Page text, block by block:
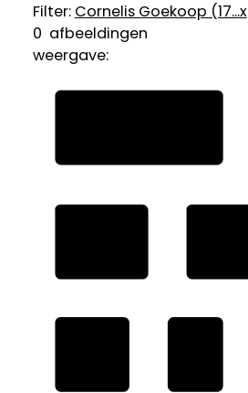
Filter: Cornelis Goekoop (17...x
0 afbeeldingen
weergave: